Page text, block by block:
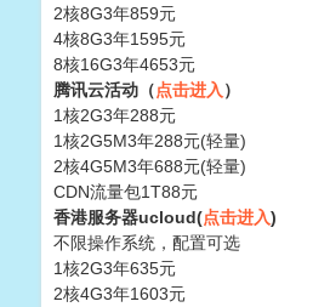
2核8G3年859元
4核8G3年1595元
8核16G3年4653元
腾讯云活动（点击进入 ）
1核2G3年288元
1核2G5M3年288元(轻量)
2核4G5M3年688元(轻量)
CDN流量包1T88元
香港服务器ucloud(点击进入)
不限操作系统，配置可选
1核2G3年635元
2核4G3年1603元